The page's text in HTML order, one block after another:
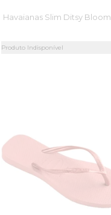
Havaianas Slim Ditsy
Produto Indisponível